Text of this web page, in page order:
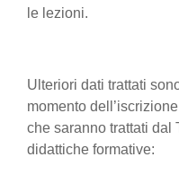
le lezioni.
Ulteriori dati trattati
momento
che saranno trattati dal
didattiche formative: